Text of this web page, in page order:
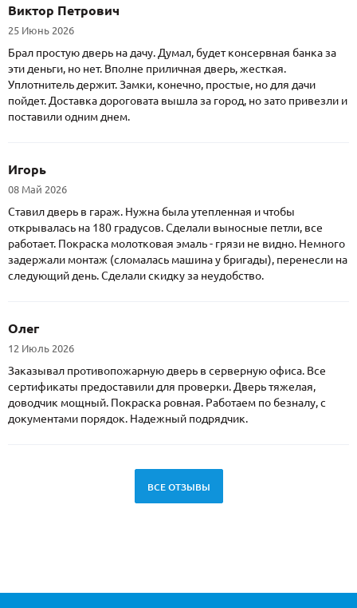
Виктор Петрович
25 Июнь 2026
Брал простую дверь на дачу. Думал, будет консервная банка за
эти деньги, но нет. Вполне приличная дверь, жесткая.
Уплотнитель держит. Замки, конечно, простые, но для дачи
пойдет. Доставка дороговата вышла за город, но зато привезли и
поставили одним днем.
Игорь
08 Май 2026
Ставил дверь в гараж. Нужна была утепленная и чтобы
открывалась на 180 градусов. Сделали выносные петли, все
работает. Покраска молотковая эмаль - грязи не видно. Немного
задержали монтаж (сломалась машина у бригады), перенесли на
следующий день. Сделали скидку за неудобство.
Олег
12 Июль 2026
Заказывал противопожарную дверь в серверную офиса. Все
сертификаты предоставили для проверки. Дверь тяжелая,
доводчик мощный. Покраска ровная. Работаем по безналу, с
документами порядок. Надежный подрядчик.
ВСЕ ОТЗЫВЫ